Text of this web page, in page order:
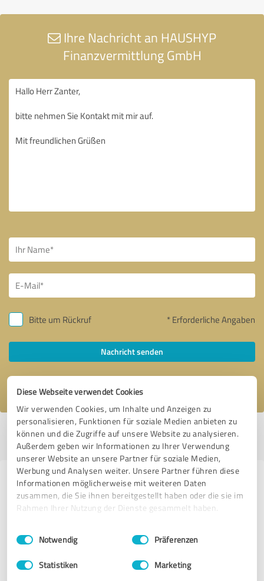
Diese Webseite verwendet Cookies
Wir verwenden Cookies, um Inhalte und Anzeigen zu
personalisieren, Funktionen für soziale Medien anbieten zu
können und die Zugriffe auf unsere Website zu analysieren.
Außerdem geben wir Informationen zu Ihrer Verwendung
unserer Website an unsere Partner für soziale Medien,
Werbung und Analysen weiter. Unsere Partner führen diese
Informationen möglicherweise mit weiteren Daten
zusammen, die Sie ihnen bereitgestellt haben oder die sie im
Rahmen Ihrer Nutzung der Dienste gesammelt haben.
Impressum Datenschutzbestimmungen
Einwilligungsauswahl
Notwendig Präferenzen
Statistiken Marketing
Ihre Nachricht an HAUSHYP
Finanzvermittlung GmbH
Bitte um Rückruf * Erforderliche Angaben
Nachricht senden
Ich stimme den
Profil aktiv seit 13.12.2016 |Letzte Aktualisierung: 28.10.2024|Profil
melden
Erfahrungen zu weiteren
Anbietern aus dem Bereich
Martin Ehrle / Richard Schustek